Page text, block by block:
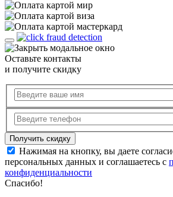
Оставьте контакты
и получите скидку
Нажимая на кнопку, вы даете
персональных данных и соглашаетесь с
конфиденциальности
Спасибо!